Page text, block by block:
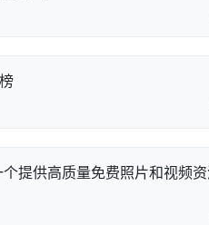
提供高质量免费照片和视频